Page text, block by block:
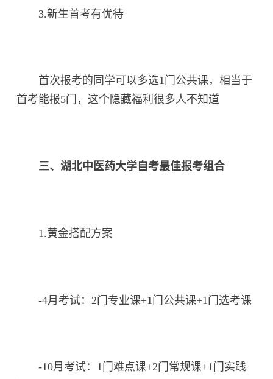
3.新生首考有优待
首次报考的同学可以多选1门公共课，相当于
首考能报5门，这个隐藏福利很多人不知道
三、湖北中医药大学自考最佳报考组合
1.黄金搭配方案
-4月考试：2门专业课+1门公共课+1门选考课
-10月考试：1门难点课+2门常规课+1门实践